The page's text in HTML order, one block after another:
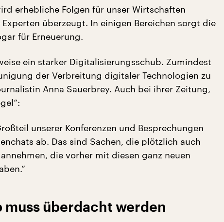
erhebliche Folgen für unser Wirtschaften
überzeugt. In einigen Bereichen sorgt die
für Erneuerung.
ein starker Digitalisierungsschub. Zumindest
der Verbreitung digitaler Technologien zu
Anna Sauerbrey. Auch bei ihrer Zeitung,
unserer Konferenzen und Besprechungen
ab. Das sind Sachen, die plötzlich auch
die vorher mit diesen ganz neuen
muss überdacht werden